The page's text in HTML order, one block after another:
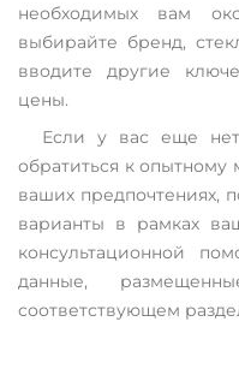
необходимых вам
выбирайте бренд,
вводите другие
цены.
Если у вас еще
обратиться к
ваших предпочтениях,
варианты в рамках
консультационной
данные,
соответствующем